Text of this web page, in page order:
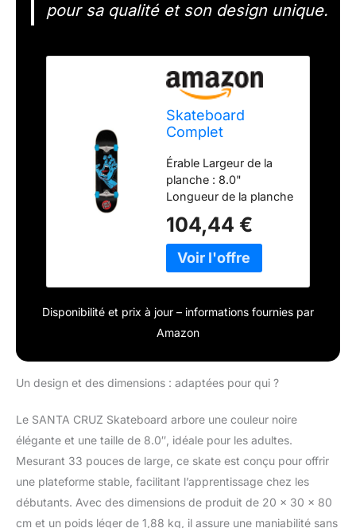
pour sa qualité et son design unique.
Skateboard
Complet
8.0 x 31.25
Érable Largeur de la
planche : 8.0"
Longueur de la planche
104,44 €
Disponibilité et prix à jour – informations fournies par
Amazon
Un design et des dimensions : adaptées pour qui ?
Le SANTA CRUZ Skateboard arbore une couleur noire
élégante et une taille de 8.0″, idéale pour les adultes.
Mesurant 33 pouces de large, ce skate est conçu pour offrir
une plateforme stable, facilitant l’apprentissage chez les
débutants. Avec des dimensions de produit de 20 x 30 x 80
cm et un poids léger de 1,88 kg, il assure une maniabilité sans